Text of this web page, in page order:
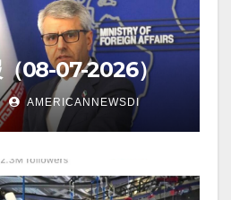
08-07-2026）
AMERICANNEWSDI